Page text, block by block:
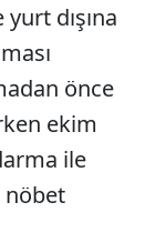
dışına
önce
ekim
ile
nöbet